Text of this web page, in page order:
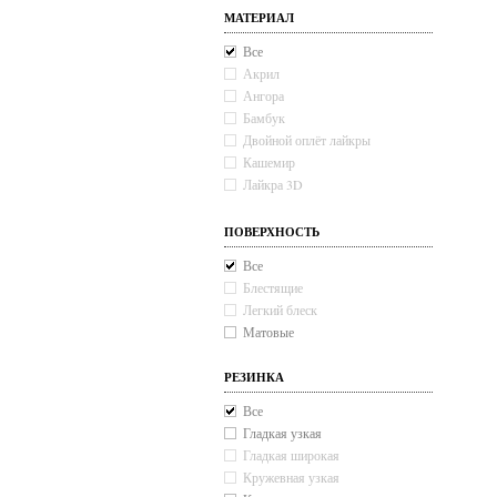
МАТЕРИАЛ
Все
Акрил
Ангора
Бамбук
Двойной оплёт лайкры
Кашемир
Лайкра 3D
Микрофибра
Тактель
Хлопок
Шерсть
ПОВЕРХНОСТЬ
Все
Блестящие
Легкий блеск
Матовые
РЕЗИНКА
Все
Гладкая узкая
Гладкая широкая
Кружевная узкая